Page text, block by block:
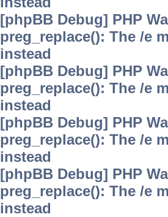
[phpBB Debug] PHP
preg_replace(): The /e
instead
[phpBB Debug] PHP
preg_replace(): The /e
instead
[phpBB Debug] PHP
preg_replace(): The /e
instead
[phpBB Debug] PHP
preg_replace(): The /e
instead